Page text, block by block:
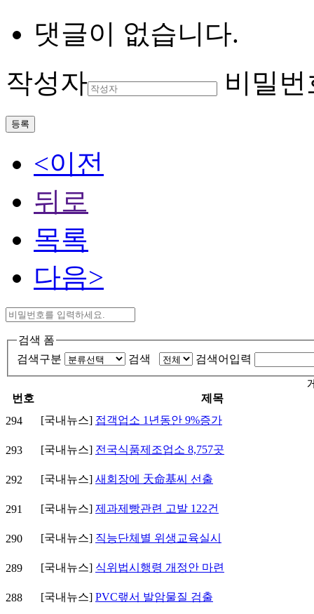
댓글이 없습니다.
작성자
비밀번
등록
<이전
뒤로
목록
다음>
검색 폼
검색구분
검색 검색어입력
번호
제목
294
[국내뉴스] 접객업소 1년동안 9%증가
293 [국내뉴스] 전국식품제조업소 8,757곳
292 [국내뉴스] 새회장에 天命基씨 선출
291 [국내뉴스] 제과제빵관련 고발 122건
290 [국내뉴스] 직능단체별 위생교육실시
289 [국내뉴스] 식위법시행령 개정안 마련
288 [국내뉴스] PVC랲서 발암물질 검출